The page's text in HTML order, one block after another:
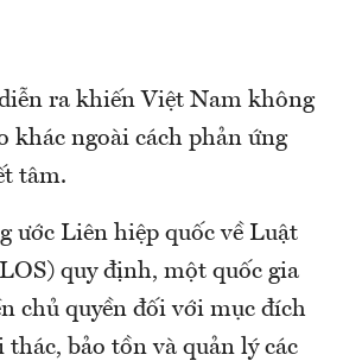
ra khiến Việt Nam không
khác ngoài cách phản ứng
tâm.
ước Liên hiệp quốc về Luật
quy định, một quốc gia
chủ quyền đối với mục đích
bảo tồn và quản lý các